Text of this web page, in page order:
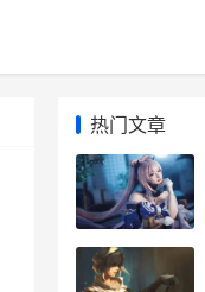
热门文章